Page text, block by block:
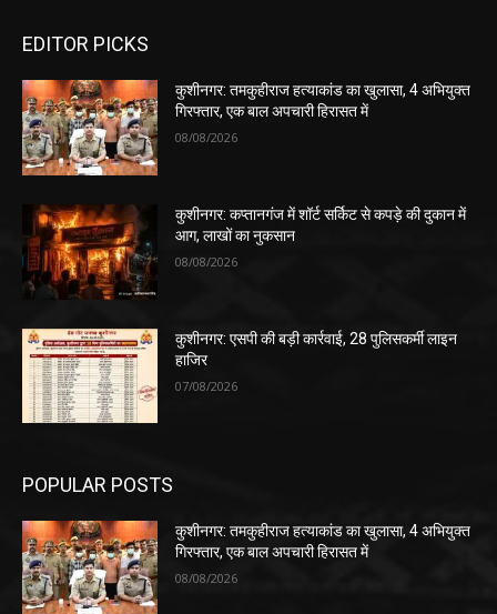
EDITOR PICKS
कुशीनगर: तमकुहीराज हत्याकांड का खुलासा, 4 अभियुक्त
गिरफ्तार, एक बाल अपचारी हिरासत में
08/08/2026
कुशीनगर: कप्तानगंज में शॉर्ट सर्किट से कपड़े की दुकान में
आग, लाखों का नुकसान
08/08/2026
कुशीनगर: एसपी की बड़ी कार्रवाई, 28 पुलिसकर्मी लाइन
हाजिर
07/08/2026
POPULAR POSTS
कुशीनगर: तमकुहीराज हत्याकांड का खुलासा, 4 अभियुक्त
गिरफ्तार, एक बाल अपचारी हिरासत में
08/08/2026